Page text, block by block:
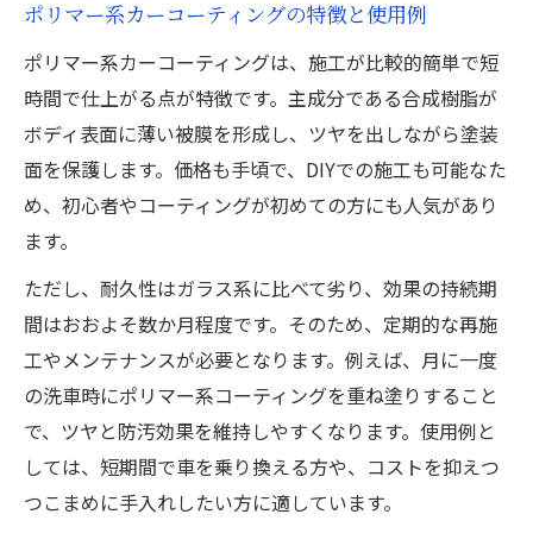
ポリマー系カーコーティングの特徴と使用例
ポリマー系カーコーティングは、施工が比較的簡単で短
時間で仕上がる点が特徴です。主成分である合成樹脂が
ボディ表面に薄い被膜を形成し、ツヤを出しながら塗装
面を保護します。価格も手頃で、DIYでの施工も可能なた
め、初心者やコーティングが初めての方にも人気があり
ます。
ただし、耐久性はガラス系に比べて劣り、効果の持続期
間はおおよそ数か月程度です。そのため、定期的な再施
工やメンテナンスが必要となります。例えば、月に一度
の洗車時にポリマー系コーティングを重ね塗りすること
で、ツヤと防汚効果を維持しやすくなります。使用例と
しては、短期間で車を乗り換える方や、コストを抑えつ
つこまめに手入れしたい方に適しています。